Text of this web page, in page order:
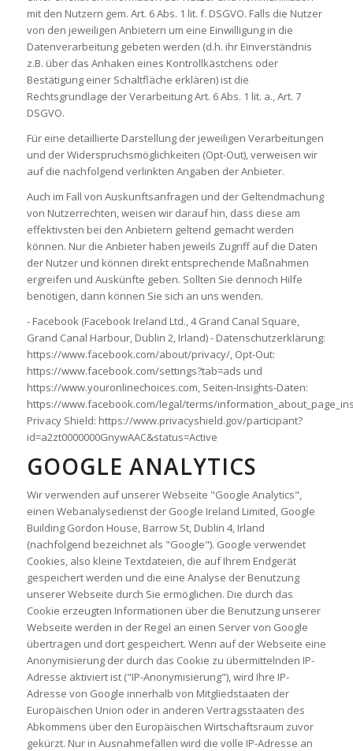
mit den Nutzern gem. Art. 6 Abs. 1 lit. f. DSGVO. Falls die Nutzer
von den jeweiligen Anbietern um eine Einwilligung in die
Datenverarbeitung gebeten werden (d.h. ihr Einverständnis
z.B. über das Anhaken eines Kontrollkästchens oder
Bestätigung einer Schaltfläche erklären) ist die
Rechtsgrundlage der Verarbeitung Art. 6 Abs. 1 lit. a., Art. 7
DSGVO.
Für eine detaillierte Darstellung der jeweiligen Verarbeitungen
und der Widerspruchsmöglichkeiten (Opt-Out), verweisen wir
auf die nachfolgend verlinkten Angaben der Anbieter.
Auch im Fall von Auskunftsanfragen und der Geltendmachung
von Nutzerrechten, weisen wir darauf hin, dass diese am
effektivsten bei den Anbietern geltend gemacht werden
können. Nur die Anbieter haben jeweils Zugriff auf die Daten
der Nutzer und können direkt entsprechende Maßnahmen
ergreifen und Auskünfte geben. Sollten Sie dennoch Hilfe
benötigen, dann können Sie sich an uns wenden.
- Facebook (Facebook Ireland Ltd., 4 Grand Canal Square,
Grand Canal Harbour, Dublin 2, Irland) - Datenschutzerklärung:
https://www.facebook.com/about/privacy/, Opt-Out:
https://www.facebook.com/settings?tab=ads und
https://www.youronlinechoices.com, Seiten-Insights-Daten:
https://www.facebook.com/legal/terms/
Privacy Shield: https://www.privacyshield.gov/participant?
id=a2zt0000000GnywAAC&status=Active
GOOGLE ANALYTICS
Wir verwenden auf unserer Webseite "Google Analytics",
einen Webanalysedienst der Google Ireland Limited, Google
Building Gordon House, Barrow St, Dublin 4, Irland
(nachfolgend bezeichnet als "Google"). Google verwendet
Cookies, also kleine Textdateien, die auf Ihrem Endgerät
gespeichert werden und die eine Analyse der Benutzung
unserer Webseite durch Sie ermöglichen. Die durch das
Cookie erzeugten Informationen über die Benutzung unserer
Webseite werden in der Regel an einen Server von Google
übertragen und dort gespeichert. Wenn auf der Webseite eine
Anonymisierung der durch das Cookie zu übermittelnden IP-
Adresse aktiviert ist ("IP-Anonymisierung"), wird Ihre IP-
Adresse von Google innerhalb von Mitgliedstaaten der
Europäischen Union oder in anderen Vertragsstaaten des
Abkommens über den Europäischen Wirtschaftsraum zuvor
gekürzt. Nur in Ausnahmefällen wird die volle IP-Adresse an